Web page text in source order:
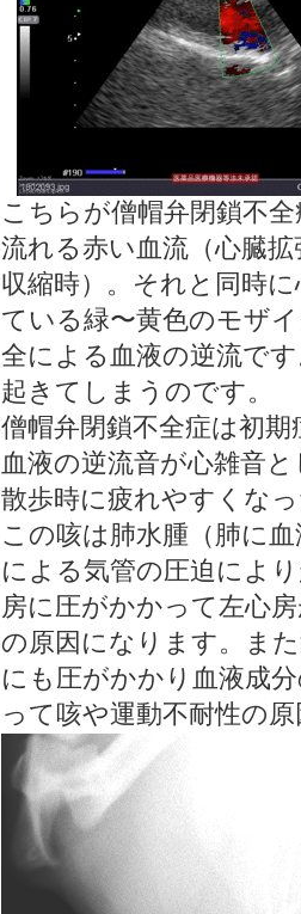
こちらが僧帽弁閉鎖不
流れる赤い血流（心臓
収縮時）。それと同時
ている緑〜黄色のモザ
全による血液の逆流で
起きてしまうのです。
僧帽弁閉鎖不全症は初
血液の逆流音が心雑音
散歩時に疲れやすくな
この咳は肺水腫（肺に
による気管の圧迫によ
房に圧がかかって左心
の原因になります。ま
にも圧がかかり血液成
って咳や運動不耐性の原